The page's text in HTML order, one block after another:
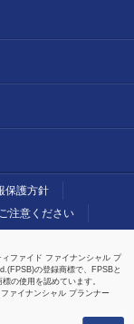
保護方針
ご注意ください
ィファイド ファイナンシャル プ
の登録商標で、FPSBと
の使用を認めています。
ァイナンシャル プランナー